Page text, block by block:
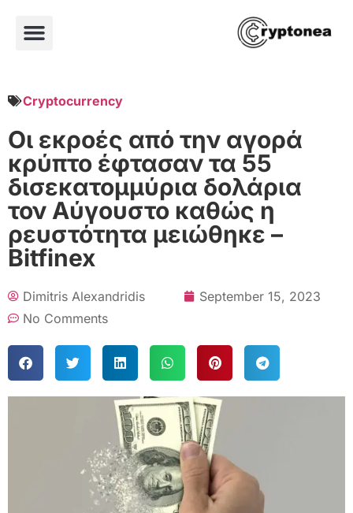
Cryptocurrency
Οι εκροές από την αγορά
κρύπτο έφτασαν τα 55
δισεκατομμύρια δολάρια
τον Αύγουστο καθώς η
ρευστότητα μειώθηκε –
Bitfinex
Dimitris Alexandridis
September 15, 2023
No Comments